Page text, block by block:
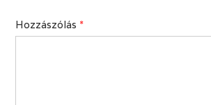
Hozzászólás *